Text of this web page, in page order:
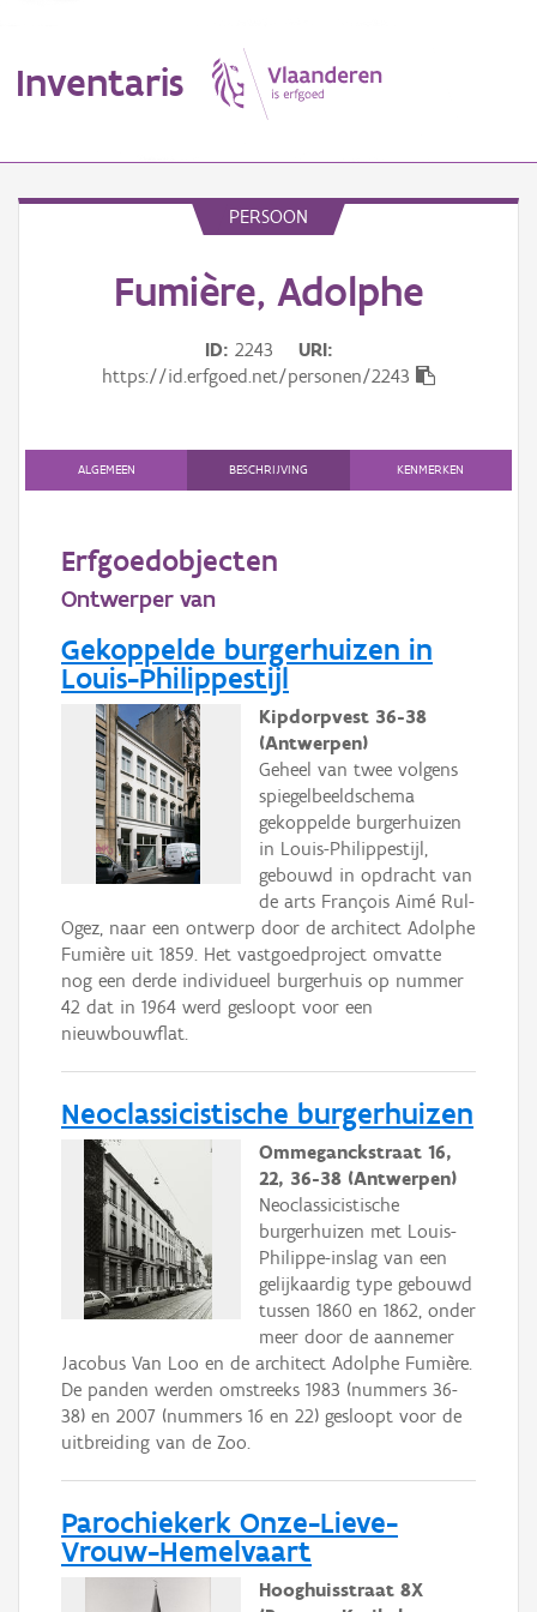
Inventaris
Thema
Persoon of collectief
Downloads
Hergebruik
Aanmelden
PERSOON
Fumière, Adolphe
ID 2243
URI
https://id.erfgoed.net/personen/2243
ALGEMEEN BESCHRIJVING KENMERKEN
Erfgoedobjecten
Ontwerper van
Gekoppelde burgerhuizen in
Louis-Philippestijl
Kipdorpvest 36-38
(Antwerpen)
Geheel van twee volgens
spiegelbeeldschema
gekoppelde burgerhuizen
in Louis-Philippestijl,
gebouwd in opdracht van
de arts François Aimé Rul-
Ogez, naar een ontwerp door de architect Adolphe
Fumière uit 1859. Het vastgoedproject omvatte
nog een derde individueel burgerhuis op nummer
42 dat in 1964 werd gesloopt voor een
nieuwbouwflat.
Neoclassicistische burgerhuizen
Ommeganckstraat 16,
22, 36-38 (Antwerpen)
Neoclassicistische
burgerhuizen met Louis-
Philippe-inslag van een
gelijkaardig type gebouwd
tussen 1860 en 1862, onder
meer door de aannemer
Jacobus Van Loo en de architect Adolphe Fumière.
De panden werden omstreeks 1983 (nummers 36-
38) en 2007 (nummers 16 en 22) gesloopt voor de
uitbreiding van de Zoo.
Parochiekerk Onze-Lieve-
Vrouw-Hemelvaart
Hooghuisstraat 8X